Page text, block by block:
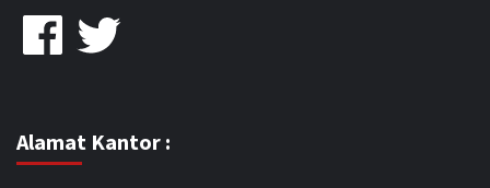
FacebookTwitter
Alamat Kantor :